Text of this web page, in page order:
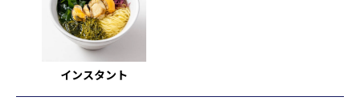
インスタント